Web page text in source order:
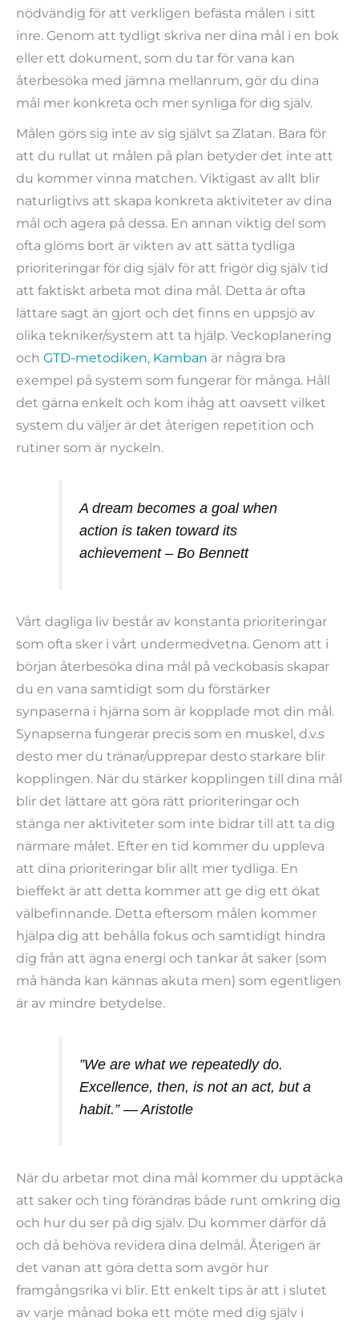
nödvändig för att verkligen befästa målen i sitt
inre. Genom att tydligt skriva ner dina mål i en bok
eller ett dokument, som du tar för vana kan
återbesöka med jämna mellanrum, gör du dina
mål mer konkreta och mer synliga för dig själv.
Målen görs sig inte av sig självt sa Zlatan. Bara för
att du rullat ut målen på plan betyder det inte att
du kommer vinna matchen. Viktigast av allt blir
naturligtivs att skapa konkreta aktiviteter av dina
mål och agera på dessa. En annan viktig del som
ofta glöms bort är vikten av att sätta tydliga
prioriteringar för dig själv för att frigör dig själv tid
att faktiskt arbeta mot dina mål. Detta är ofta
lättare sagt än gjort och det finns en uppsjö av
olika tekniker/system att ta hjälp. Veckoplanering
och GTD-metodiken, Kamban är några‎ bra
exempel på system som fungerar för många. Håll
det gärna enkelt och kom ihåg att oavsett vilket
system du väljer är det återigen repetition och
rutiner som är nyckeln.
A dream becomes a goal when
action is taken toward its
achievement – Bo Bennett
Vårt dagliga liv består av konstanta prioriteringar
som ofta sker i vårt undermedvetna. Genom att i
början återbesöka dina mål på veckobasis skapar
du en vana samtidigt som du förstärker
synpaserna i hjärna som är kopplade mot din mål.
Synapserna fungerar precis som en muskel, d.v.s
desto mer du tränar/upprepar desto starkare blir
kopplingen. När du stärker kopplingen till dina mål
blir det lättare att göra rätt prioriteringar och
stänga ner aktiviteter som inte bidrar till att ta dig
närmare målet. Efter en tid kommer du uppleva
att dina prioriteringar blir allt mer tydliga. En
bieffekt är att detta kommer att ge dig ett ökat
välbefinnande. Detta eftersom målen kommer
hjälpa dig att behålla fokus och samtidigt hindra
dig från att ägna energi och tankar åt saker (som
må hända kan kännas akuta men) som egentligen
är av mindre betydelse.
”We are what we repeatedly do.
Excellence, then, is not an act, but a
habit.” ― Aristotle
När du arbetar mot dina mål kommer du upptäcka
att saker och ting förändras både runt omkring dig
och hur du ser på dig själv. Du kommer därför då
och då behöva revidera dina delmål. Återigen är
det vanan att göra detta som avgör hur
framgångsrika vi blir. Ett enkelt tips är att i slutet
av varje månad boka ett möte med dig själv i